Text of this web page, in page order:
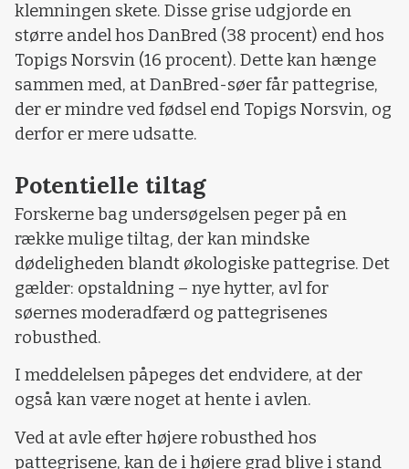
klemningen skete. Disse grise udgjorde en
større andel hos DanBred (38 procent) end hos
Topigs Norsvin (16 procent). Dette kan hænge
sammen med, at DanBred-søer får pattegrise,
der er mindre ved fødsel end Topigs Norsvin, og
derfor er mere udsatte.
Potentielle tiltag
Forskerne bag undersøgelsen peger på en
række mulige tiltag, der kan mindske
dødeligheden blandt økologiske pattegrise. Det
gælder: opstaldning – nye hytter, avl for
søernes moderadfærd og pattegrisenes
robusthed.
I meddelelsen påpeges det endvidere, at der
også kan være noget at hente i avlen.
Ved at avle efter højere robusthed hos
pattegrisene, kan de i højere grad blive i stand